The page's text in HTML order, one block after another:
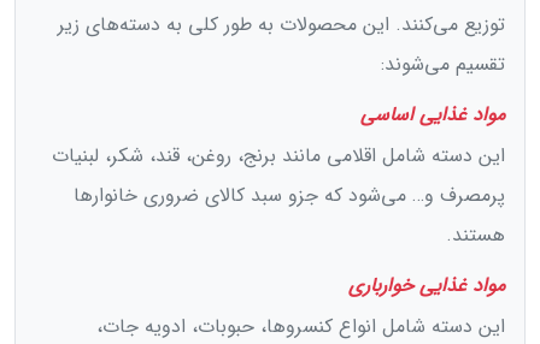
توزیع می‌کنند. این محصولات به طور کلی به دسته‌های زیر
تقسیم می‌شوند:
مواد غذایی اساسی
این دسته شامل اقلامی مانند برنج، روغن، قند، شکر، لبنیات
پرمصرف و… می‌شود که جزو سبد کالای ضروری خانوارها
هستند.
مواد غذایی خوارباری
این دسته شامل انواع کنسروها، حبوبات، ادویه جات،